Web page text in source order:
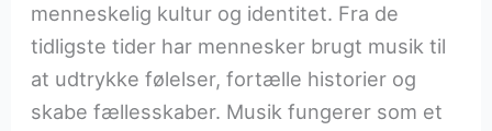
menneskelig kultur og identitet. Fra de
tidligste tider har mennesker brugt musik til
at udtrykke følelser, fortælle historier og
skabe fællesskaber. Musik fungerer som et